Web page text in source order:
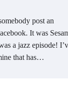
post an
It was
a jazz episode!
that has…